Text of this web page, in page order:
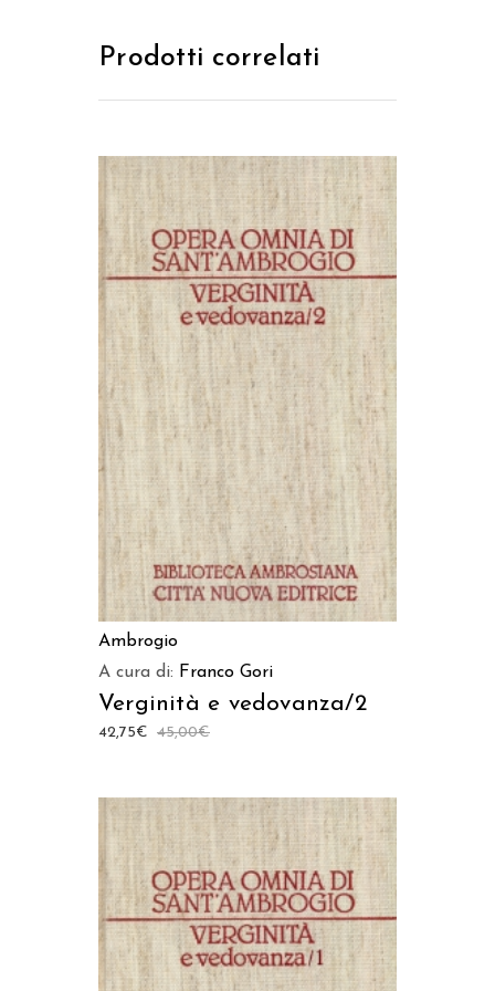
Prodotti correlati
AGGIUNGI AL CARRELLO
Ambrogio
A cura di: Franco Gori
Verginità e vedovanza/2
45,00€
42,75€